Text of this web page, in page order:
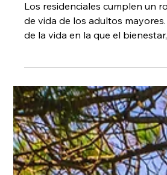
mayores
Los residenciales cumplen un
de la vida en la que el
opciones disponibles de
puede marcar una gran
este artículo, repasamos
tener en cuenta al tomar una